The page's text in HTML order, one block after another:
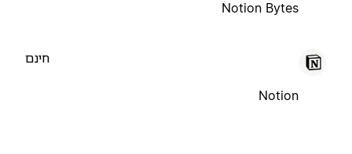
Notion Bytes
Notion